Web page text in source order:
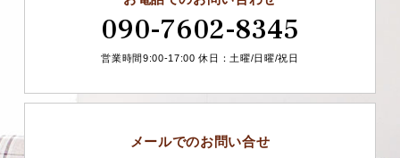
090-7602-8345
営業時間9:00-17:00 休日：土曜/日曜/祝日
メールでのお問い合せ